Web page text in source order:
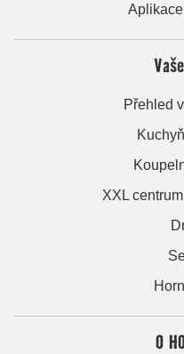
Přehled
XXL
O